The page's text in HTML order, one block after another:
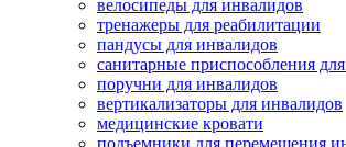
велосипеды для инвалидов
тренажеры для реабилитации
пандусы для инвалидов
санитарные приспособления
поручни для инвалидов
вертикализаторы для инвалидов
медицинские кровати
подъемники для перемещения